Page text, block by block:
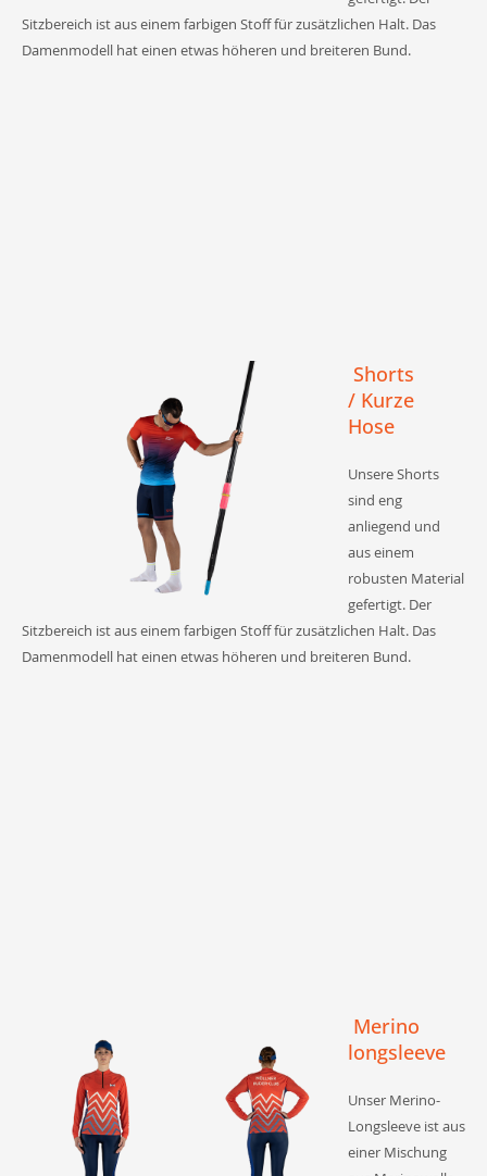
Sitzbereich ist aus einem farbigen Stoff für zusätzlichen Halt. Das
Damenmodell hat einen etwas höheren und breiteren Bund.
Shorts
/ Kurze
Hose
Unsere Shorts
sind eng
anliegend und
aus einem
robusten Material
gefertigt. Der
Sitzbereich ist aus einem farbigen Stoff für zusätzlichen Halt. Das
Damenmodell hat einen etwas höheren und breiteren Bund.
Merino
longsleeve
Unser Merino-
Longsleeve ist aus
einer Mischung